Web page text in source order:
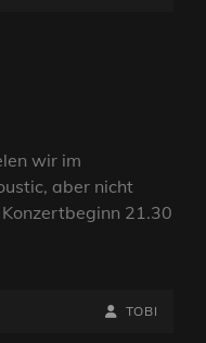
wir im
aber nicht
21.30
BY
BYLINE
TOBI